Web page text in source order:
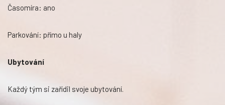
Časomíra: ano
Parkování: přímo u haly
Ubytování
Každý tým si zařídil svoje ubytování.